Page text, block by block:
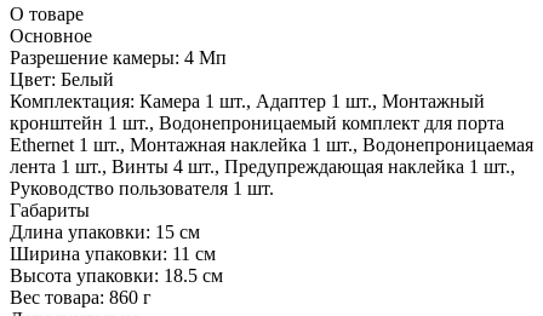
О товаре
Основное
Разрешение камеры: 4 Мп
Цвет: Белый
Комплектация: Камера 1 шт., Адаптер 1 шт., Монтажный
кронштейн 1 шт., Водонепроницаемый комплект для порта
Ethernet 1 шт., Монтажная наклейка 1 шт., Водонепроницаемая
лента 1 шт., Винты 4 шт., Предупреждающая наклейка 1 шт.,
Руководство пользователя 1 шт.
Габариты
Длина упаковки: 15 см
Ширина упаковки: 11 см
Высота упаковки: 18.5 см
Вес товара: 860 г